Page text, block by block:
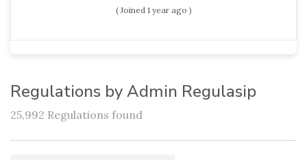
( Joined 1 year ago )
Regulations by Admin Regulasip
25,992 Regulations found